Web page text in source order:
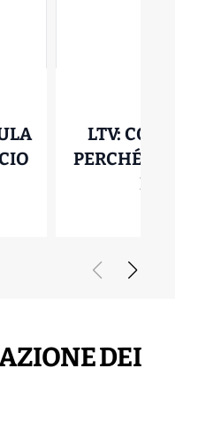
E CALCOLO
CALCOLO EBITDA:
LTV: COME SI
PERCHÉ
DEL
DEI